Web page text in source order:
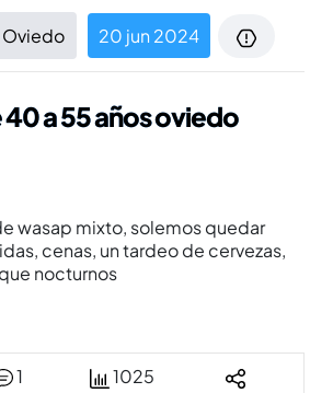
20 jun 2024
a 55 años oviedo
wasap mixto, solemos quedar
cenas, un tardeo de cervezas,
nocturnos
1 1025